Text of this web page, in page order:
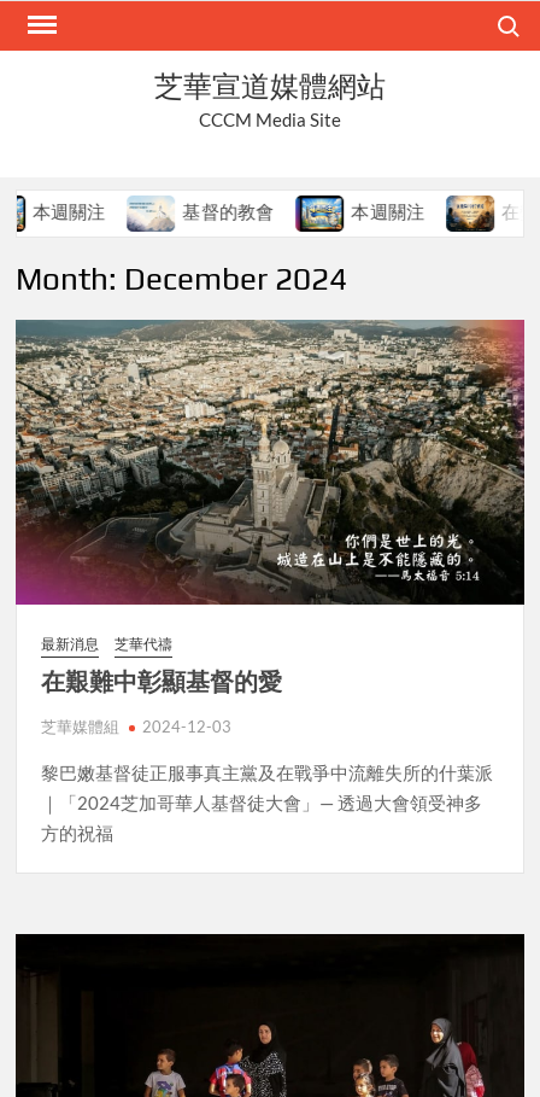
Skip
芝華宣道媒體網站
CCCM Media Site
週關注 基督的教會 本週關注 在變局中
Month: December 2024
最新消息 芝華代禱
在艱難中彰顯基督的愛
芝華媒體組 2024-12-03
黎巴嫩基督徒正服事真主黨及在戰爭中流離失所的什葉派
｜「2024芝加哥華人基督徒大會」— 透過大會領受神多
方的祝福